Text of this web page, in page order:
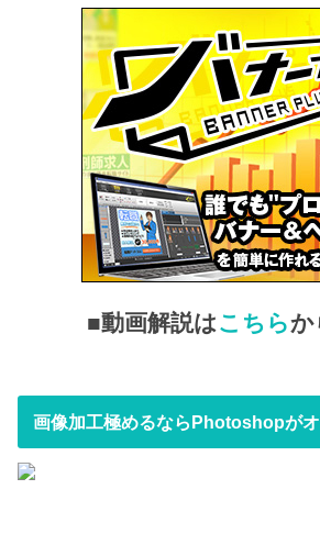
■動画解説はこちらか
画像加工極めるならPhotoshopが